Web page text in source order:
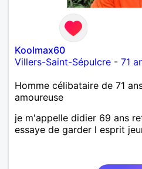
Koolmax60
Villers-Saint-Sépulcre - 71
Homme célibataire de 71
amoureuse
je m'appelle didier 69 ans
essaye de garder l esprit